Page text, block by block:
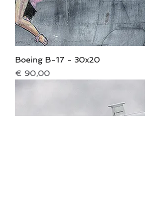
Boeing B-17 - 30x20
Prijs
€ 90,00